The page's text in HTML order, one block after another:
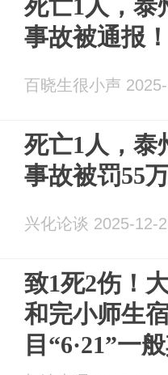
死亡1人，泰
事故被通报
百晓生很小声
死亡1人，泰
事故被罚55
兴化论谈 2025-12-
致1死2伤！
和完小师生
目“6·21”一